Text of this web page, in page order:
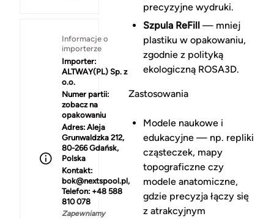
Informacje o
importerze
Importer:
ALTWAY(PL) Sp. z
o.o.
Numer partii:
zobacz na
opakowaniu
Adres: Aleja
Grunwaldzka 212,
80-266 Gdańsk,
Polska
Kontakt:
bok@nextspool.pl,
Telefon: +48 588
810 078
Zapewniamy
precyzyjne wydruki.
Szpula ReFill— mniej
plastiku w opakowaniu,
zgodnie z polityką
ekologiczną ROSA3D.
Zastosowania
Modele naukowe i
edukacyjne — np. repliki
cząsteczek, mapy
topograficzne czy
modele anatomiczne,
gdzie precyzja łączy się
z atrakcyjnym